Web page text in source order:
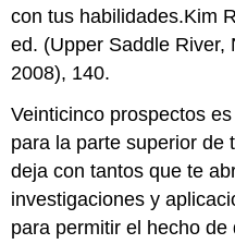
con tus habilidades.Kim
ed. (Upper Saddle River,
2008), 140.
Veinticinco prospectos
para la parte superior de
deja con tantos que te
investigaciones y
para permitir el hecho